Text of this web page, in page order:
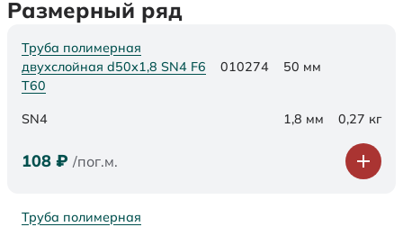
Размерный ряд
Труба полимерная
двухслойная d50х1,8 SN4 F6
Т60
010274 50 мм
SN4 1,8 мм 0,27 кг
108 ₽ /пог.м.
Труба полимерная